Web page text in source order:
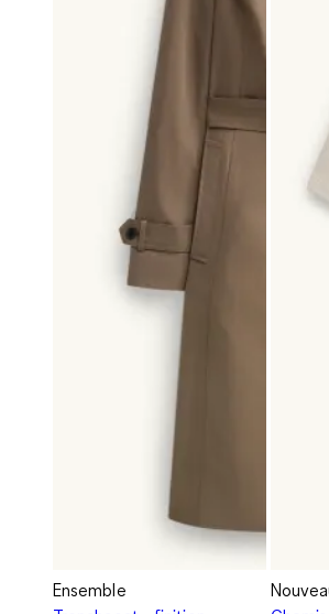
Ensemble